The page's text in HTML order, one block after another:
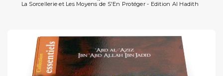
La Sorcellerie et Les Moyens de S'En Protéger - Edition Al Hadith